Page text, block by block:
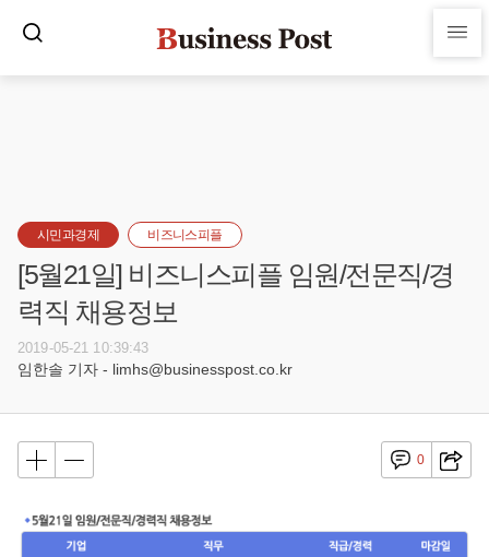
시민과경제 비즈니스피플
[5월21일] 비즈니스피플 임원/전문직/경
력직 채용정보
2019-05-21 10:39:43
임한솔 기자 - limhs@businesspost.co.kr
0